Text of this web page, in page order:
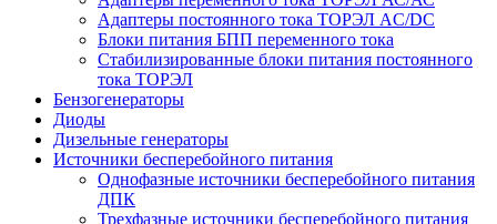
Адаптеры постоянного тока ТОРЭЛ AC/DC
Блоки питания БПП переменного тока
Стабилизированные блоки питания постоянного
тока ТОРЭЛ
Бензогенераторы
Диоды
Дизельные генераторы
Источники бесперебойного питания
Однофазные источники бесперебойного питания
ДПК
Трехфазные источники бесперебойного питания